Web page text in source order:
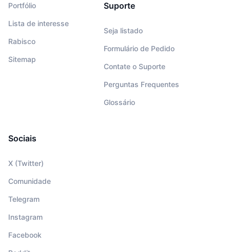
Portfólio
Lista de interesse
Rabisco
Sitemap
Suporte
Seja listado
Formulário de Pedido
Contate o Suporte
Perguntas Frequentes
Glossário
Sociais
X (Twitter)
Comunidade
Telegram
Instagram
Facebook